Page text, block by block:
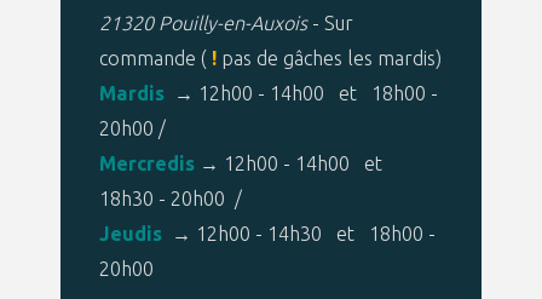
21320 Pouilly-en-Auxois- Sur
commande ( ! pas de gâches les mardis)
Mardis → 12h00 - 14h00 et 18h00 -
20h00 /
Mercredis → 12h00 - 14h00 et
18h30 - 20h00 /
Jeudis → 12h00 - 14h30 et 18h00 -
20h00